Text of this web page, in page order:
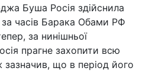
Буша Росія здійснила
за часів Барака Обами РФ
за нинішньої
прагне захопити всю
зазначив, що в період його